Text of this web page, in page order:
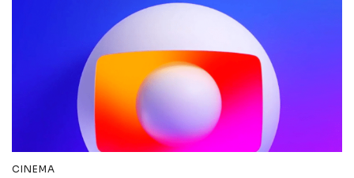
CINEMA